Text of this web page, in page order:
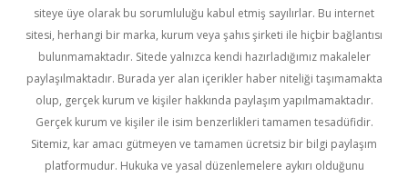
siteye üye olarak bu sorumluluğu kabul etmiş sayılırlar. Bu internet
sitesi, herhangi bir marka, kurum veya şahıs şirketi ile hiçbir bağlantısı
bulunmamaktadır. Sitede yalnızca kendi hazırladığımız makaleler
paylaşılmaktadır. Burada yer alan içerikler haber niteliği taşımamakta
olup, gerçek kurum ve kişiler hakkında paylaşım yapılmamaktadır.
Gerçek kurum ve kişiler ile isim benzerlikleri tamamen tesadüfidir.
Sitemiz, kar amacı gütmeyen ve tamamen ücretsiz bir bilgi paylaşım
platformudur. Hukuka ve yasal düzenlemelere aykırı olduğunu